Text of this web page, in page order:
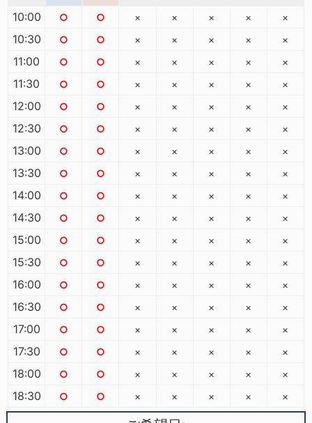
10:00
10:30
11:00
11:30
12:00
12:30
13:00
13:30
14:00
14:30
15:00
15:30
16:00
16:30
17:00
17:30
18:00
18:30
○
○
○
○
○
○
○
○
○
○
○
○
○
○
○
○
○
○
○
○
○
○
○
○
○
○
○
○
○
○
○
○
○
○
○
○
×
×
×
×
×
×
×
×
×
×
×
×
×
×
×
×
×
×
×
×
×
×
×
×
×
×
×
×
×
×
×
×
×
×
×
×
×
×
×
×
×
×
×
×
×
×
×
×
×
×
×
×
×
×
×
×
×
×
×
×
×
×
×
×
×
×
×
×
×
×
×
×
×
×
×
×
×
×
×
×
×
×
×
×
×
×
×
×
×
×